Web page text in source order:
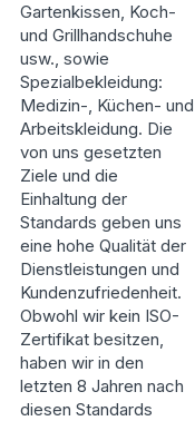
Gartenkissen, Koch-
und Grillhandschuhe
usw., sowie
Spezialbekleidung:
Medizin-, Küchen- und
Arbeitskleidung. Die
von uns gesetzten
Ziele und die
Einhaltung der
Standards geben uns
eine hohe Qualität der
Dienstleistungen und
Kundenzufriedenheit.
Obwohl wir kein ISO-
Zertifikat besitzen,
haben wir in den
letzten 8 Jahren nach
diesen Standards